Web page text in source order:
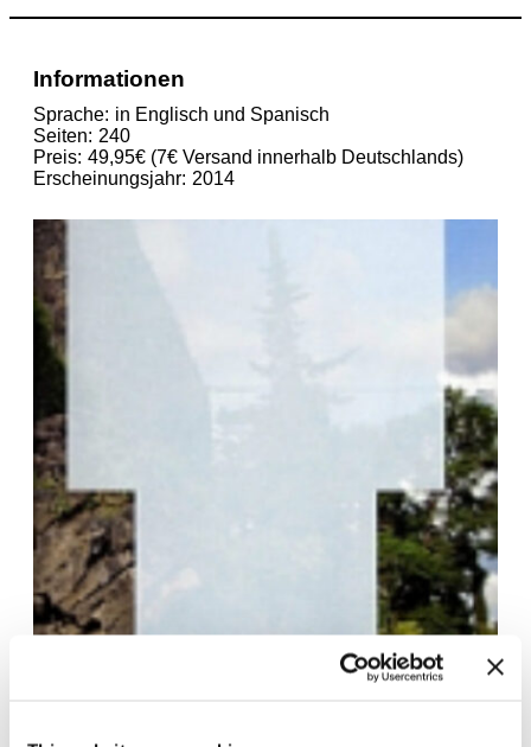
Informationen
Sprache in Englisch und Spanisch
Seiten
240
Preis 49,95€ (7€ Versand innerhalb Deutschlands)
Erscheinungsjahr 2014